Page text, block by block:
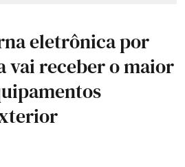
eletrônica por
vai receber o maior